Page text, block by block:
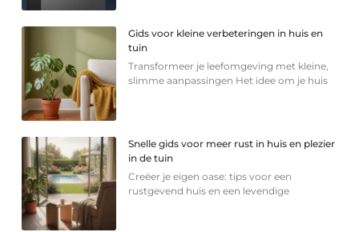
Gids voor kleine verbeteringen in huis en
tuin
Transformeer je leefomgeving met kleine,
slimme aanpassingen Het idee om je huis
Snelle gids voor meer rust in huis en plezier
in de tuin
Creëer je eigen oase: tips voor een
rustgevend huis en een levendige